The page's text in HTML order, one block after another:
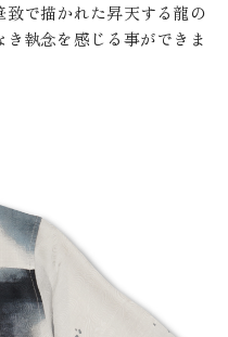
で描かれた昇天する龍の
執念を感じる事ができま